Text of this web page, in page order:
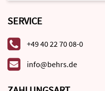
SERVICE
+49 40 22 70 08-0
info@behrs.de